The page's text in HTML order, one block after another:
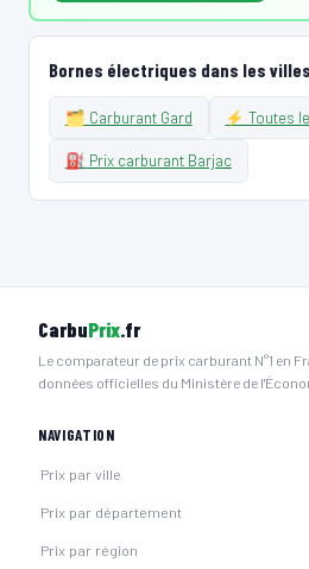
Bornes électriques dans les
🗂️ Carburant Gard ⚡ Toutes
⛽ Prix carburant Barjac
CarbuPrix.fr
Le comparateur de prix carburant N°1 en
données officielles du Ministère de
NAVIGATION
Prix par ville
Prix par département
Prix par région